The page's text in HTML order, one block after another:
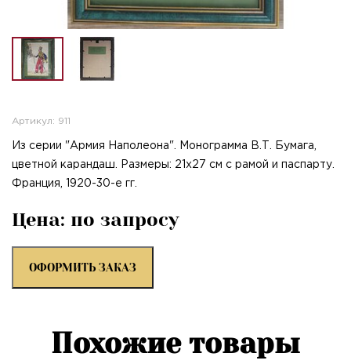
Артикул: 911
Из серии "Армия Наполеона". Монограмма В.Т. Бумага,
цветной карандаш. Размеры: 21х27 см с рамой и паспарту.
Франция, 1920-30-е гг.
Цена: по запросу
ОФОРМИТЬ ЗАКАЗ
Похожие товары